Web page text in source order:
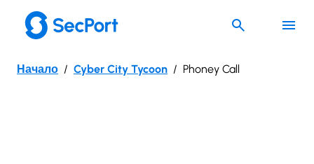
съдържанието
Начало Cyber City Tycoon Phoney Call